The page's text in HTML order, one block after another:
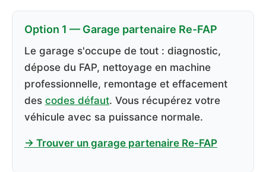
Option 1 — Garage partenaire Re-FAP
Le garage s'occupe de tout : diagnostic,
dépose du FAP, nettoyage en machine
professionnelle, remontage et effacement
des codes défaut. Vous récupérez votre
véhicule avec sa puissance normale.
→ Trouver un garage partenaire Re-FAP